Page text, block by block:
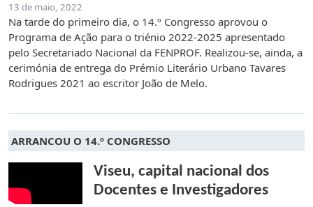
13 de maio, 2022
Na tarde do primeiro dia, o 14.º Congresso aprovou o
Programa de Ação para o triénio 2022-2025 apresentado
pelo Secretariado Nacional da FENPROF. Realizou-se, ainda, a
cerimónia de entrega do Prémio Literário Urbano Tavares
Rodrigues 2021 ao escritor João de Melo.
ARRANCOU O 14.º CONGRESSO
Viseu, capital nacional dos
Docentes e Investigadores